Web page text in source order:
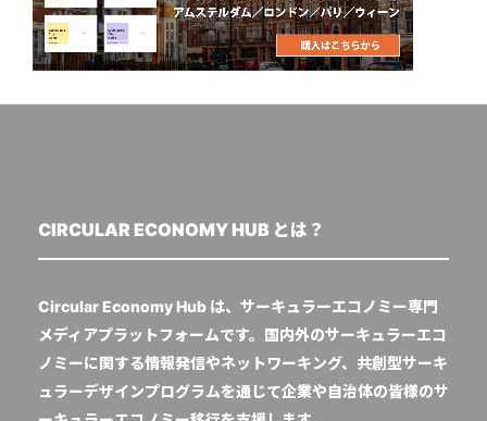
CIRCULAR ECONOMY HUB とは？
Circular Economy Hub は、サーキュラーエコノミー専門
メディアプラットフォームです。国内外のサーキュラーエコ
ノミーに関する情報発信やネットワーキング、共創型サーキ
ュラーデザインプログラムを通じて企業や自治体の皆様のサ